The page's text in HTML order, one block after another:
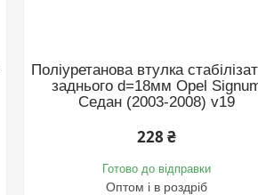
Поліуретанова втулка
заднього d=18мм Opel
Седан (2003-2008) v19
228 ₴
Готово до відправки
Оптом і в роздріб